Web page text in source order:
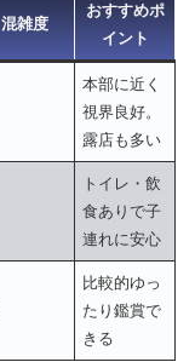
混雑度
おすすめポ
イント
本部に近く
視界良好。
露店も多い
トイレ・飲
食ありで子
連れに安心
比較的ゆっ
たり鑑賞で
きる